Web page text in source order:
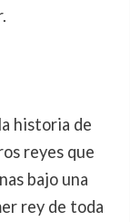
historia de
reyes que
bajo una
rey de toda